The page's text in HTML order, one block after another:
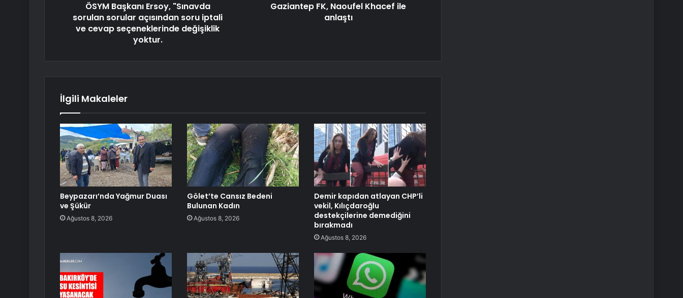
ÖSYM Başkanı Ersoy, "Sınavda
sorulan sorular açısından soru iptali
ve cevap seçeneklerinde değişiklik
yoktur.
Gaziantep FK, Naoufel Khacef ile
anlaştı
İlgili Makaleler
Beypazarı’nda Yağmur Duası
ve Şükür
Ağustos 8, 2026
Gölet’te Cansız Bedeni
Bulunan Kadın
Ağustos 8, 2026
Demir kapıdan atlayan CHP’li
vekil, Kılıçdaroğlu
destekçilerine demediğini
bırakmadı
Ağustos 8, 2026